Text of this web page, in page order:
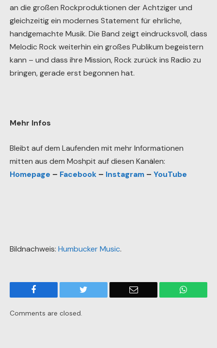
an die großen Rockproduktionen der Achtziger und
gleichzeitig ein modernes Statement für ehrliche,
handgemachte Musik. Die Band zeigt eindrucksvoll, dass
Melodic Rock weiterhin ein großes Publikum begeistern
kann – und dass ihre Mission, Rock zurück ins Radio zu
bringen, gerade erst begonnen hat.
Mehr Infos
Bleibt auf dem Laufenden mit mehr Informationen
mitten aus dem Moshpit auf diesen Kanälen:
Homepage – Facebook – Instagram – YouTube
Bildnachweis: Humbucker Music.
Email
Comments are closed.